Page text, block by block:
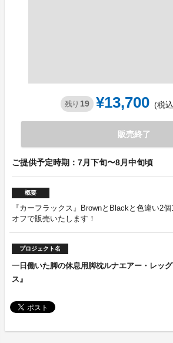
残り 19 ¥13,700 (税
販売終了
ご提供予定時期：7月下旬〜8月中旬頃
概要
『カーフラックス』BrownとBlackと色違い2
オフで販売いたします！
プロジェクト名
一日働いた脚の休息用脚枕ルナエアー・レッ
ス』